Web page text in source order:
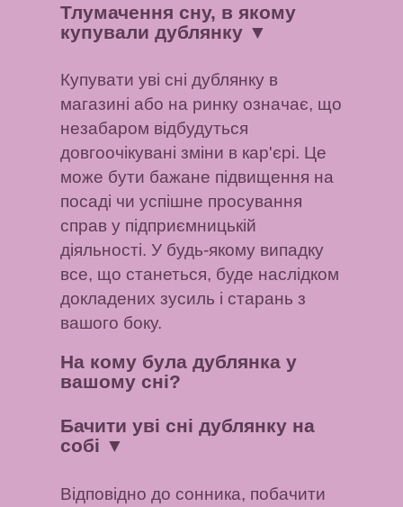
Тлумачення сну, в якому
купували дублянку ▼
Купувати уві сні дублянку в
магазині або на ринку означає, що
незабаром відбудуться
довгоочікувані зміни в кар'єрі. Це
може бути бажане підвищення на
посаді чи успішне просування
справ у підприємницькій
діяльності. У будь-якому випадку
все, що станеться, буде наслідком
докладених зусиль і старань з
вашого боку.
На кому була дублянка у
вашому сні?
Бачити уві сні дублянку на
собі ▼
Відповідно до сонника, побачити